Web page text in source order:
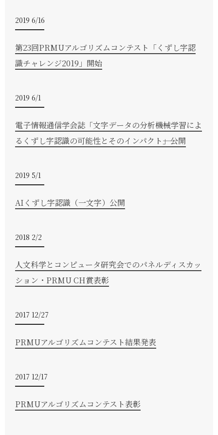
2019 6/16
第23回PRMUアルゴリズムコンテスト「くずし字認
識チャレンジ2019」開始
2019 6/1
電子情報通信学会誌「文字データの分析――機械学習によ
るくずし字認識の可能性とそのインパクト――」公開
2019 5/1
AIくずし字認識（一文字）公開
2018 2/2
人文科学とコンピュータ研究会でのパネルディスカッ
ション・PRMU CH賞表彰
2017 12/27
PRMUアルゴリズムコンテスト結果発表
2017 12/17
PRMUアルゴリズムコンテスト表彰